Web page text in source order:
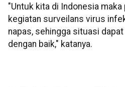
"Untuk kita di Indonesia
kegiatan surveilans virus
napas, sehingga situasi
dengan baik," katanya.